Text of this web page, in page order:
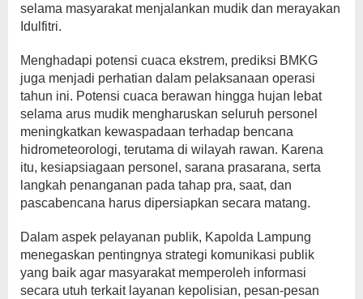
selama masyarakat menjalankan mudik dan merayakan
Idulfitri.
Menghadapi potensi cuaca ekstrem, prediksi BMKG
juga menjadi perhatian dalam pelaksanaan operasi
tahun ini. Potensi cuaca berawan hingga hujan lebat
selama arus mudik mengharuskan seluruh personel
meningkatkan kewaspadaan terhadap bencana
hidrometeorologi, terutama di wilayah rawan. Karena
itu, kesiapsiagaan personel, sarana prasarana, serta
langkah penanganan pada tahap pra, saat, dan
pascabencana harus dipersiapkan secara matang.
Dalam aspek pelayanan publik, Kapolda Lampung
menegaskan pentingnya strategi komunikasi publik
yang baik agar masyarakat memperoleh informasi
secara utuh terkait layanan kepolisian, pesan-pesan